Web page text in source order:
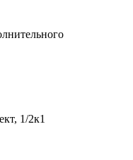
1/2к1